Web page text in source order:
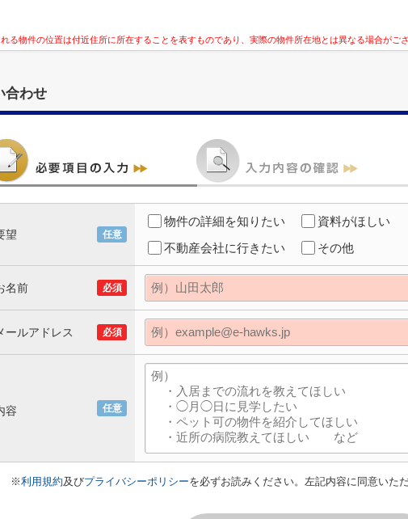
る物件の位置は付近住所に所在することを表すものであり、実際の物件所在地とは異なる場合がござ
合わせ
望 任意
物件の詳細を知りたい 資料がほしい
不動産会社に行きたい
その他
名前 必須
ールアドレス 必須
容 任意
※利用規約及びプライバシーポリシーを必ずお読みください。左記内容に同意いた